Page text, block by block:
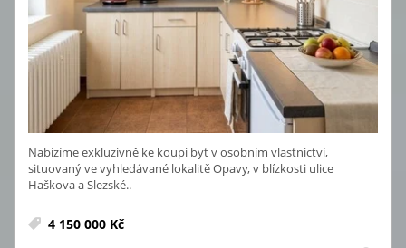
Nabízíme exkluzivně ke koupi byt v osobním vlastnictví,
situovaný ve vyhledávané lokalitě Opavy, v blízkosti ulice
Haškova a Slezské..
4 150 000 Kč